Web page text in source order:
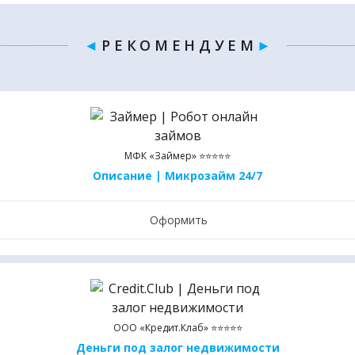
◄ Р Е К О М Е Н Д У Е М ►
МФК «Займер» ⭐⭐⭐⭐⭐
Описание | Микрозайм 24/7
Оформить
ООО «Кредит.Клаб» ⭐⭐⭐⭐⭐
Деньги под залог недвижимости